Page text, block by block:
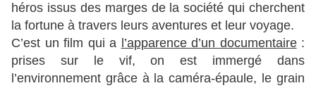
héros issus des marges de la société qui cherchent
la fortune à travers leurs aventures et leur voyage.
C’est un film qui a l’apparence d’un documentaire:
prises sur le vif, on est immergé dans
l’environnement grâce à la caméra-épaule, le grain